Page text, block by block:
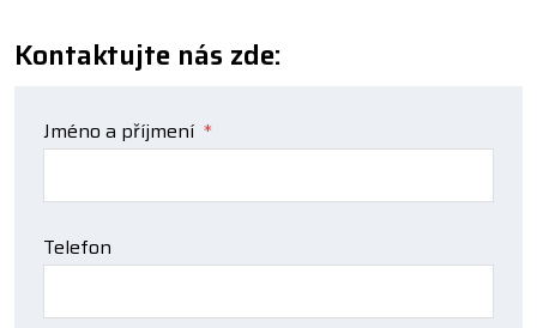
Kontaktujte nás zde:
Jméno a příjmení *
Telefon